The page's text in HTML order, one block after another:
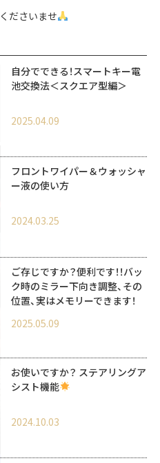
ださいませ
自分でできる！スマートキー電
池交換法＜スクエア型編＞
2025.04.09
フロントワイパー＆ウォッシャ
ー液の使い方
2024.03.25
ご存じですか？便利です！！バッ
ク時のミラー下向き調整、その
位置、実はメモリーできます！
2025.05.09
お使いですか？ ステアリングア
シスト機能
2024.10.03